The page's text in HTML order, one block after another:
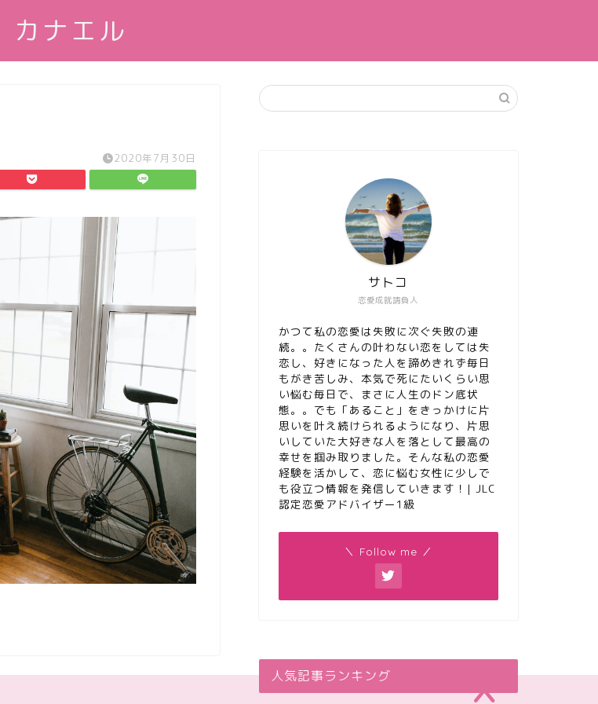
カナエル
2020年7月30日
恋愛成就請負人
サトコ
かつて私の恋愛は失敗に次ぐ失敗の連
続。。たくさんの叶わない恋をしては失
恋し、好きになった人を諦めきれず毎日
もがき苦しみ、本気で死にたいくらい思
い悩む毎日で、まさに人生のドン底状
態。。でも「あること」をきっかけに片
思いを叶え続けられるようになり、片思
いしていた大好きな人を落として最高の
幸せを掴み取りました。そんな私の恋愛
経験を活かして、恋に悩む女性に少しで
も役立つ情報を発信していきます！| JLC
認定恋愛アドバイザー1級
＼ Follow me ／
人気記事ランキング